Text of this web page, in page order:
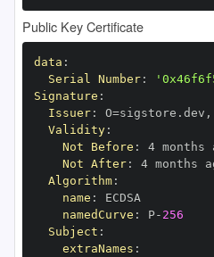
Public Key Certificate
data :
Serial Number:
Signature :
Issuer: O=sigstore.dev ,
Validity:
Not Before : 4 months
Not After: 4 months
Algorithm:
name :
namedCurve : P- 256
Subject :
extraNames :